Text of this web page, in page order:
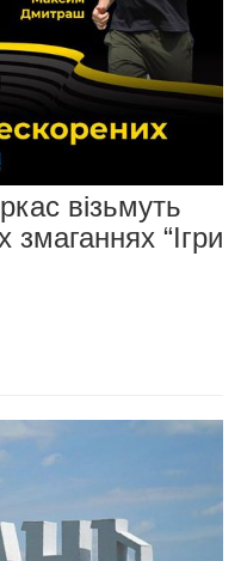
візьмуть
“Ігри